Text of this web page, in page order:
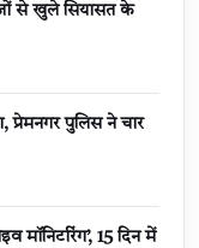
से खुले सियासत के
पुलिस ने चार
मॉनिटरिंग’, 15 दिन में